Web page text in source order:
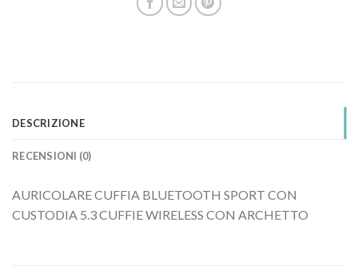
DESCRIZIONE
RECENSIONI (0)
AURICOLARE CUFFIA BLUETOOTH SPORT CON
CUSTODIA 5.3 CUFFIE WIRELESS CON ARCHETTO